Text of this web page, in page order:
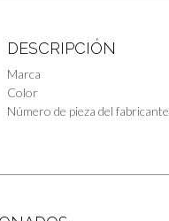
DESCRIPCIÓN
Marca
Color
Número de pieza del fabricante